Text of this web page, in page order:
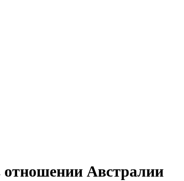
отношении Австралии